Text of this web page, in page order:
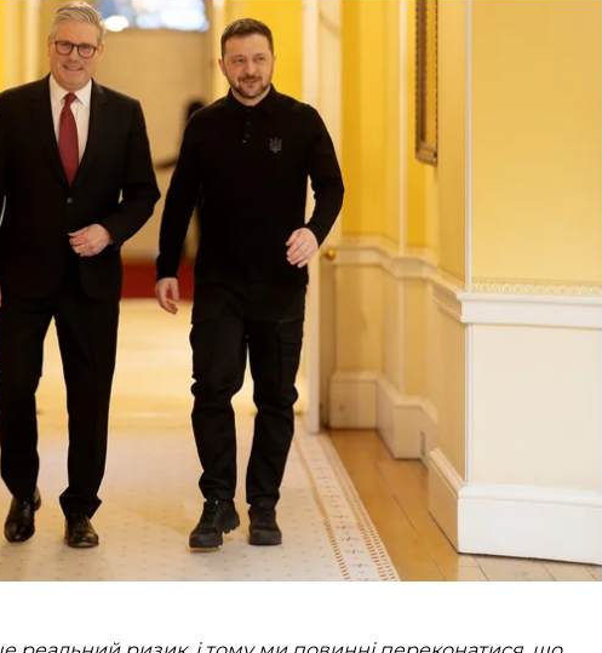
Стармер та президент України Володимир Зеленський
Facebook / Keir Starmer
з Україною над мирним планом, а потім його
Кір Стармер,
цитує
його Guardian.
досягнути після розмов із президентом України
Емманюелем Макроном. Окрім того, до цієї
країни.
її «потрібно захищати», тому що найгіршим з усіх
домовленостей.